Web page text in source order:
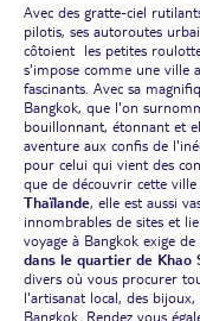
Avec des gratte-ciel
pilotis, ses autoroutes
côtoient les petites
s'impose comme une ville
fascinants. Avec sa
Bangkok, que l'on
bouillonnant, étonnant et
aventure aux confis de
pour celui qui vient des
que de découvrir cette
Thaïlande, elle est aussi
innombrables de sites et
voyage à Bangkok exige
dans le quartier de Khao
divers où vous procurer
l'artisanat local, des
Bangkok. Rendez vous